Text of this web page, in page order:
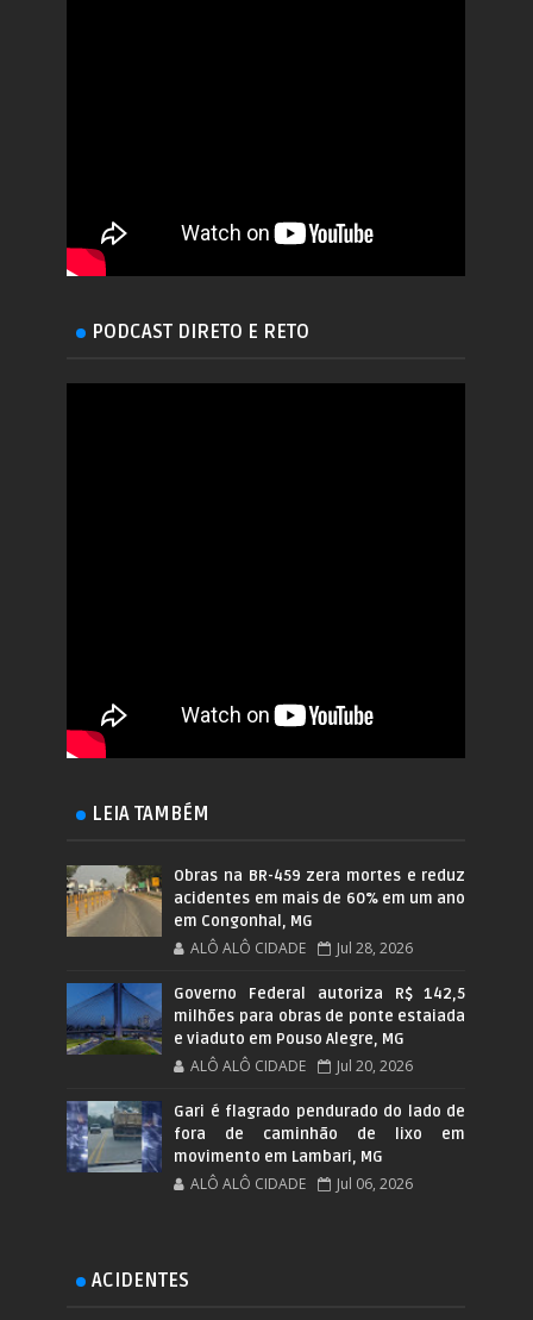
PODCAST DIRETO E RETO
LEIA TAMBÉM
Obras na BR-459 zera mortes e reduz
acidentes em mais de 60% em um ano
em Congonhal, MG
ALÔ ALÔ CIDADE Jul 28, 2026
Governo Federal autoriza R$ 142,5
milhões para obras de ponte estaiada
e viaduto em Pouso Alegre, MG
ALÔ ALÔ CIDADE Jul 20, 2026
Gari é flagrado pendurado do lado de
fora de caminhão de lixo em
movimento em Lambari, MG
ALÔ ALÔ CIDADE Jul 06, 2026
ACIDENTES